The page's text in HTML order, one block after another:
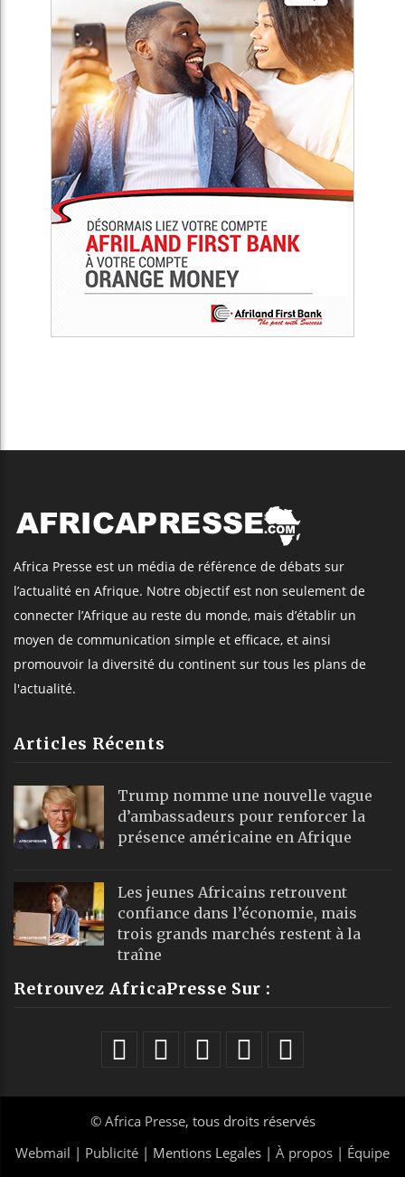
Africa Presse est un média de référence de débats sur
l’actualité en Afrique. Notre objectif est non seulement de
connecter l’Afrique au reste du monde, mais d’établir un
moyen de communication simple et efficace, et ainsi
promouvoir la diversité du continent sur tous les plans de
l'actualité.
Articles Récents
Trump nomme une nouvelle vague
d’ambassadeurs pour renforcer la
présence américaine en Afrique
Les jeunes Africains retrouvent
confiance dans l’économie, mais
trois grands marchés restent à la
traîne
Retrouvez AfricaPresse Sur :
© Africa Presse, tous droits réservés
Webmail | Publicité | Mentions Legales | À propos | Équipe